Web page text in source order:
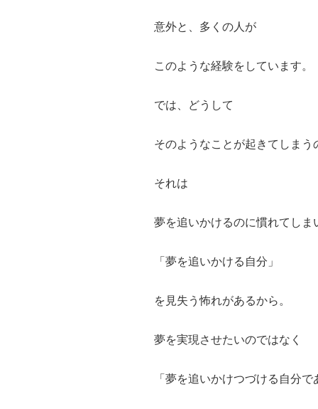
意外と、多くの人が
このような経験をしています。
では、どうして
そのようなことが起きてしまう
それは
夢を追いかけるのに慣れてしま
「夢を追いかける自分」
を見失う怖れがあるから。
夢を実現させたいのではなく
「夢を追いかけつづける自分で